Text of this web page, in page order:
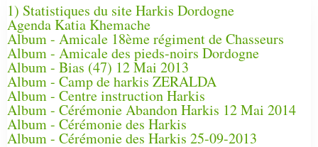
1) Statistiques du site Harkis Dordogne
Agenda Katia Khemache
Album - Amicale 18ème régiment de Chasseurs
Album - Amicale des pieds-noirs Dordogne
Album - Bias (47) 12 Mai 2013
Album - Camp de harkis ZERALDA
Album - Centre instruction Harkis
Album - Cérémonie Abandon Harkis 12 Mai 2014
Album - Cérémonie des Harkis
Album - Cérémonie des Harkis 25-09-2013